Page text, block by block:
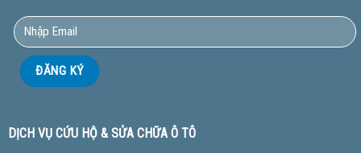
DỊCH VỤ CỨU HỘ & SỬA CHỮA Ô TÔ